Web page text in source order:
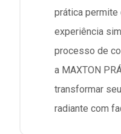
prática permite
experiência
processo de
a MAXTON
transformar
radiante com